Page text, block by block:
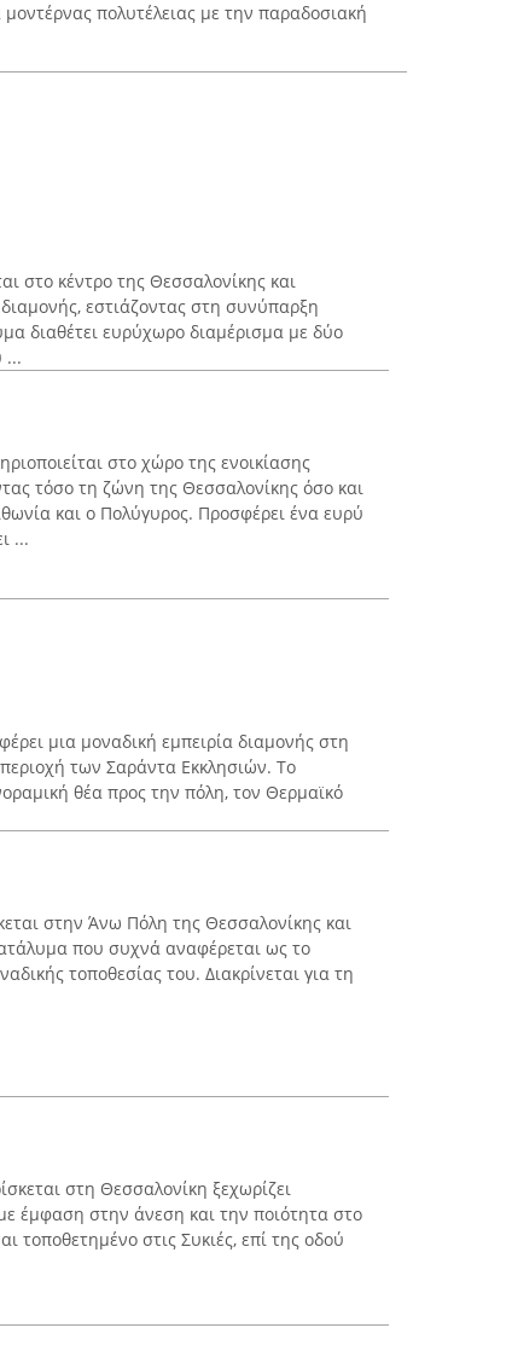
πολυτέλειας με την παραδοσιακή
στο κέντρο της Θεσσαλονίκης και
εστιάζοντας στη συνύπαρξη
διαθέτει ευρύχωρο διαμέρισμα με δύο
...
στο χώρο της ενοικίασης
τόσο τη ζώνη της Θεσσαλονίκης όσο και
και ο Πολύγυρος. Προσφέρει ένα ευρύ
...
μια μοναδική εμπειρία διαμονής στη
των Σαράντα Εκκλησιών. Το
θέα προς την πόλη, τον Θερμαϊκό
στην Άνω Πόλη της Θεσσαλονίκης και
που συχνά αναφέρεται ως το
τοποθεσίας του. Διακρίνεται για τη
στη Θεσσαλονίκη ξεχωρίζει
έμφαση στην άνεση και την ποιότητα στο
τοποθετημένο στις Συκιές, επί της οδού